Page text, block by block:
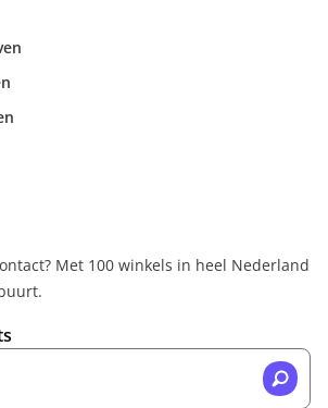
Met 100 winkels in heel Nederland